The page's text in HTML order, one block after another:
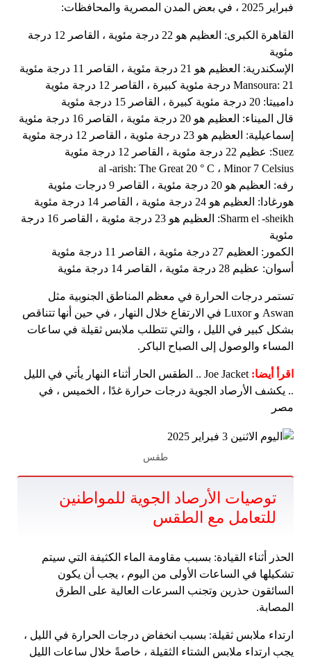
فبراير 2025 ، في بعض المدن المصرية والمحافظات:
القاهرة الكبرى: العظيم هو 22 درجة مئوية ، القاصر 12 درجة
مئوية
الإسكندرية: العظيم هو 21 درجة مئوية ، القاصر 11 درجة مئوية
Mansoura: 21 درجة مئوية كبيرة ، القاصر 12 درجة مئوية
دامييتا: 20 درجة مئوية كبيرة ، القاصر 15 درجة مئوية
قال الميناء: العظيم هو 20 درجة مئوية ، القاصر 16 درجة مئوية
إسماعيلية: العظيم هو 23 درجة مئوية ، القاصر 12 درجة مئوية
Suez: عظيم 22 درجة مئوية ، القاصر 12 درجة مئوية
al -arish: The Great 20 ° C ، Minor 7 Celsius
رفه: العظيم هو 20 درجة مئوية ، القاصر 9 درجات مئوية
هورغادا: العظيم هو 24 درجة مئوية ، القاصر 14 درجة مئوية
Sharm el -sheikh: العظيم هو 23 درجة مئوية ، القاصر 16 درجة
مئوية
الكمور: العظيم 27 درجة مئوية ، القاصر 11 درجة مئوية
أسوان: عظيم 28 درجة مئوية ، القاصر 14 درجة مئوية
تستمر درجات الحرارة في معظم المناطق الجنوبية مثل
Aswan و Luxor في الارتفاع خلال النهار ، في حين أنها تتناقص
بشكل كبير في الليل ، والتي تتطلب ملابس ثقيلة في ساعات
المساء والوصول إلى الصباح الباكر.
اقرأ أيضا:
Joe Jacket .. الطقس الحار أثناء النهار يأتي في الليل
.. يكشف الأرصاد الجوية درجات حرارة غدًا ، الخميس ، في
مصر
طقس
توصيات الأرصاد الجوية للمواطنين
للتعامل مع الطقس
الحذر أثناء القيادة: بسبب مقاومة الماء الكثيفة التي سيتم
تشكيلها في الساعات الأولى من اليوم ، يجب أن يكون
السائقون حذرين وتجنب السرعات العالية على الطرق
المصابة.
ارتداء ملابس ثقيلة: بسبب انخفاض درجات الحرارة في الليل ،
يجب ارتداء ملابس الشتاء الثقيلة ، خاصةً خلال ساعات الليل